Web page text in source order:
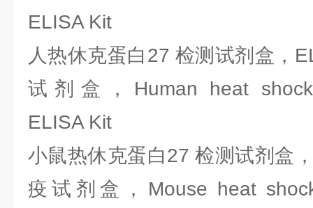
ELISA Kit
人热休克蛋白27 检测试剂盒，
试剂盒，Human heat
ELISA Kit
小鼠热休克蛋白27 检测试剂盒
疫试剂盒，Mouse heat